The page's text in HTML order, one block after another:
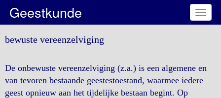
Toggle
Geestkunde
bewuste vereenzelviging
De onbewuste vereenzelviging (z.a.) is een algemene en
van tevoren bestaande geestestoestand, waarmee iedere
geest opnieuw aan het tijdelijke bestaan begint. Op